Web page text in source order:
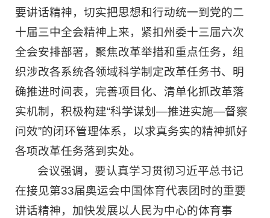
要讲话精神，切实把思想和行动统一到党的二
十届三中全会精神上来，紧扣州委十三届六次
全会安排部署，聚焦改革举措和重点任务，组
织涉改各系统各领域科学制定改革任务书、明
确推进时间表，完善项目化、清单化抓改革落
实机制，积极构建“科学谋划—推进实施—督察
问效”的闭环管理体系，以求真务实的精神抓好
各项改革任务落到实处。
会议强调，要认真学习贯彻习近平总书记
在接见第33届奥运会中国体育代表团时的重要
讲话精神，加快发展以人民为中心的体育事